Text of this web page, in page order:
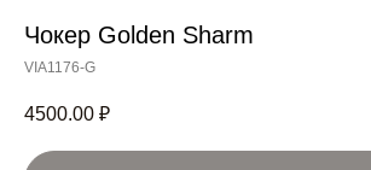
Чокер Golden Sharm
Артикул:
VIA1176-G
4500.00 ₽